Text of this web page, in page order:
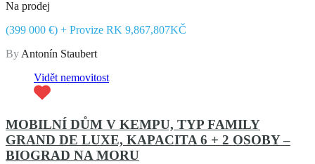
Na prodej
(399 000 €) + Provize RK 9,867,807KČ
ByAntonín Staubert
Vidět nemovitost
MOBILNÍ DŮM V KEMPU, TYP FAMILY
GRAND DE LUXE, KAPACITA 6 + 2 OSOBY –
BIOGRAD NA MORU